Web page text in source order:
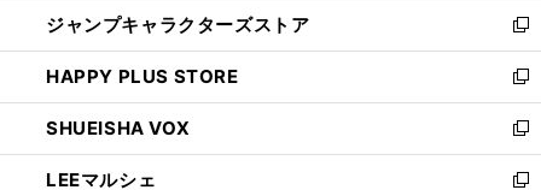
く
ィ
ン
ド
ウ
で
開
く
い
ウ
ィ
ン
ド
ウ
で
ジャンプキャラクターズストア
新
し
い
ウ
ィ
ン
ド
HAPPY PLUS STORE
新
し
い
ウ
ィ
SHUEISHA VOX
新
し
い
LEEマルシェ
新